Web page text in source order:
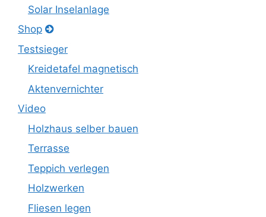
Solar Inselanlage
Shop
Testsieger
Kreidetafel magnetisch
Aktenvernichter
Video
Holzhaus selber bauen
Terrasse
Teppich verlegen
Holzwerken
Fliesen legen